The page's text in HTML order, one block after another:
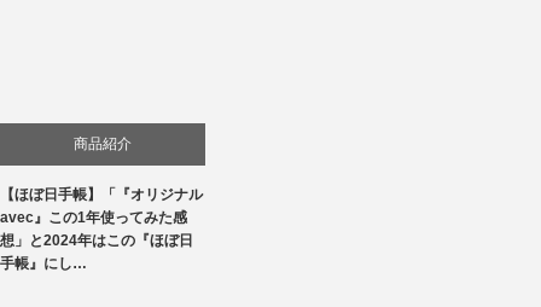
商品紹介
生活
【ほぼ日手帳】「『オリジナル
avec』この1年使ってみた感
想」と2024年はこの『ほぼ日
手帳』にし…